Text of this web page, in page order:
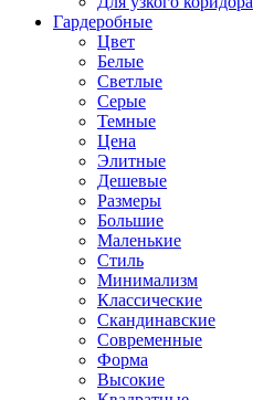
Гардеробные
Цвет
Белые
Светлые
Серые
Темные
Цена
Элитные
Дешевые
Размеры
Большие
Маленькие
Стиль
Минимализм
Классические
Скандинавские
Современные
Форма
Высокие